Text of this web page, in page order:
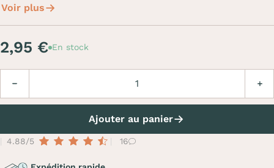
Voir plus
2,95 € En stock
Ajouter au panier
4.88/5 16